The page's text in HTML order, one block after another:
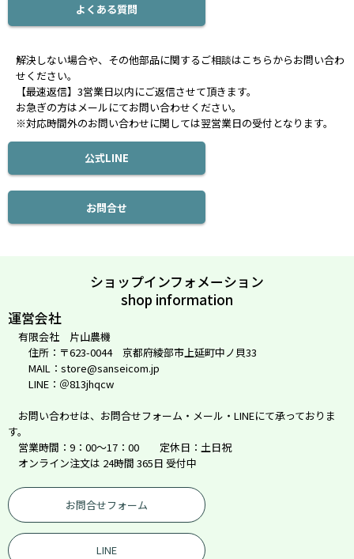
よくある質問
解決しない場合や、その他部品に関するご相談はこちらからお問い合わ
せください。
【最速返信】3営業日以内にご返信させて頂きます。
お急ぎの方はメールにてお問い合わせください。
※対応時間外のお問い合わせに関しては翌営業日の受付となります。
公式LINE
お問合せ
ショップインフォメーション
shop information
運営会社
有限会社 片山農機
住所：〒623-0044 京都府綾部市上延町中ノ貝33
MAIL：store@sanseicom.jp
LINE：＠813jhqcw
お問い合わせは、お問合せフォーム・メール・LINEにて承っておりま
す。
営業時間：9：00～17：00 定休日：土日祝
オンライン注文は 24時間 365日 受付中
お問合せフォーム
LINE